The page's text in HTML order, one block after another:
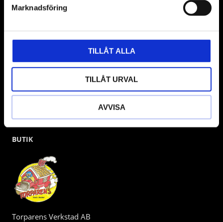
Marknadsföring
TILLÅT ALLA
TILLÅT URVAL
AVVISA
gärna om vad som helst då vi gör vårt yttersta för att hjälpa
BUTIK
Torparens Verkstad AB